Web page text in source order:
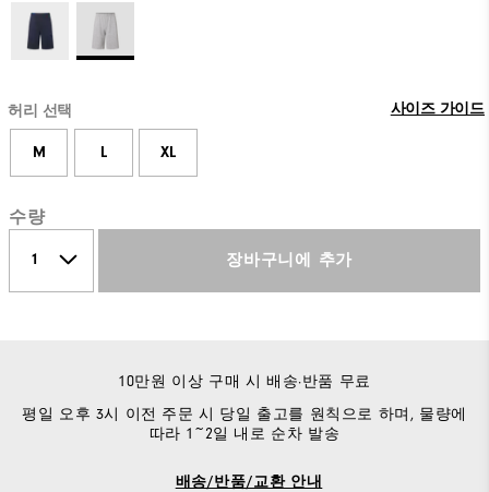
허리 선택 사이즈 가이드
M L XL
수량
장바구니에 추가
10만원 이상 구매 시 배송·반품 무료
평일 오후 3시 이전 주문 시 당일 출고를 원칙으로 하며, 물량에
따라 1~2일 내로 순차 발송
배송/반품/교환 안내